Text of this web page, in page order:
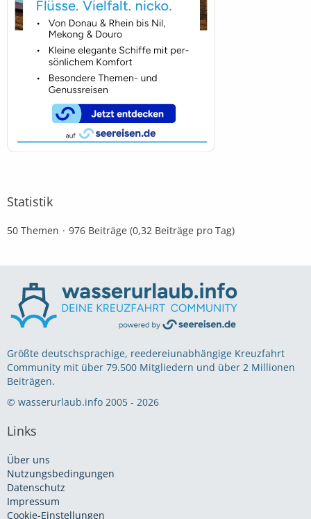
Statistik
50 Themen 976 Beiträge (0,32 Beiträge pro Tag)
Größte deutschsprachige, reedereiunabhängige Kreuzfahrt
Community mit über 79.500 Mitgliedern und über 2 Millionen
Beiträgen.
© wasserurlaub.info 2005 - 2026
Links
Über uns
Nutzungsbedingungen
Datenschutz
Impressum
Cookie-Einstellungen